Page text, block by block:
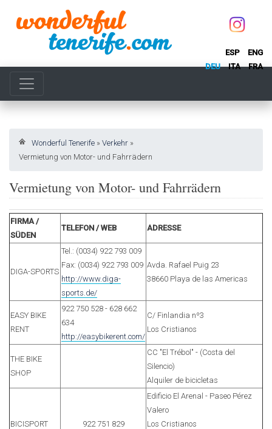
ESP
ENG
DEU
ITA FRA
Wonderful Tenerife » Verkehr »
Vermietung von Motor- und Fahrrädern
Vermietung von Motor- und Fahrrädern
FIRMA /
SÜDEN
TELEFON / WEB ADRESSE
DIGA-SPORTS
Tel.: (0034) 922 793 009
Fax: (0034) 922 793 009
http://www.diga-
sports.de/
Avda. Rafael Puig 23
38660 Playa de las Americas
EASY BIKE
RENT
922 750 528 - 628 662
634
http://easybikerent.com/
C/ Finlandia nº3
Los Cristianos
THE BIKE
SHOP
CC "El Trébol" - (Costa del
Silencio)
Alquiler de bicicletas
BICISPORT 922 751 829
Edificio El Arenal - Paseo Pérez
Valero
Los Cristianos